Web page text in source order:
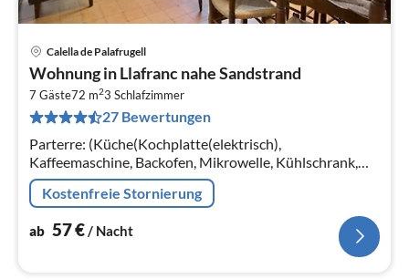
Calella de Palafrugell
Wohnung in Llafranc nahe Sandstrand
7 Gäste72 m23 Schlafzimmer
27 Bewertungen
Parterre: (Küche(Kochplatte(elektrisch),
Kaffeemaschine, Backofen, Mikrowelle, Kühlschrank,
Tiefkühlschrank, ), Wohn/Esszimmer(TV, Esstisch,
Sitzecke)
Kostenfreie Stornierung
ab 57€/ Nacht